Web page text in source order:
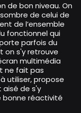
de bon niveau. On
de celui de
de l’ensemble
fonctionnel qui
parfois du
on s'y retrouve
multimédia
ne fait pas
utiliser, propose
aisé de s'y
bonne réactivité